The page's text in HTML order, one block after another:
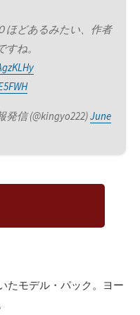
ほどあるみたい、作者
ね。
信 (@kingyo222)June
たモデル・パック。ヨー